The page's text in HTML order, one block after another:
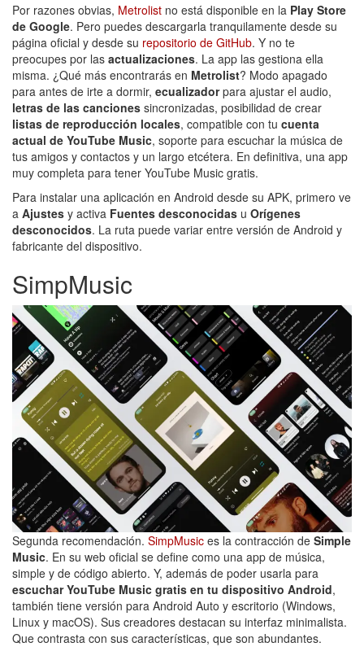
Por razones obvias, Metrolist no está disponible en la Play Store
de Google. Pero puedes descargarla tranquilamente desde su
página oficial y desde su repositorio de GitHub. Y no te
preocupes por las actualizaciones. La app las gestiona ella
misma. ¿Qué más encontrarás en Metrolist? Modo apagado
para antes de irte a dormir, ecualizadorpara ajustar el audio,
letras de las canciones sincronizadas, posibilidad de crear
listas de reproducción locales, compatible con tu cuenta
actual de YouTube Music, soporte para escuchar la música de
tus amigos y contactos y un largo etcétera. En definitiva, una app
muy completa para tener YouTube Music gratis.
Para instalar una aplicación en Android desde su APK, primero ve
a Ajustes y activa Fuentes desconocidas u Orígenes
desconocidos. La ruta puede variar entre versión de Android y
fabricante del dispositivo.
SimpMusic
Segunda recomendación. SimpMusic es la contracción de Simple
Music. En su web oficial se define como una app de música,
simple y de código abierto. Y, además de poder usarla para
escuchar YouTube Music gratis en tu dispositivo Android,
también tiene versión para Android Auto y escritorio (Windows,
Linux y macOS). Sus creadores destacan su interfaz minimalista.
Que contrasta con sus características, que son abundantes.